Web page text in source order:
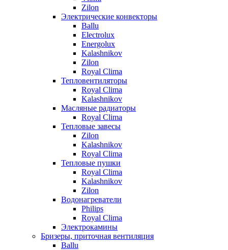
Zilon
Электрические конвекторы
Ballu
Electrolux
Energolux
Kalashnikov
Zilon
Royal Clima
Тепловентиляторы
Royal Clima
Kalashnikov
Масляные радиаторы
Royal Clima
Тепловые завесы
Zilon
Kalashnikov
Royal Clima
Тепловые пушки
Royal Clima
Kalashnikov
Zilon
Водонагреватели
Philips
Royal Clima
Электрокамины
Бризеры, приточная вентиляция
Ballu